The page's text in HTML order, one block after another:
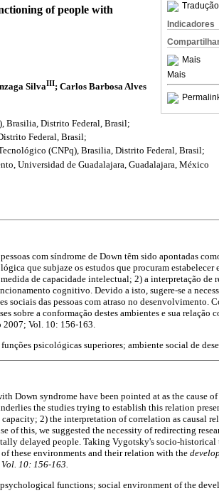
Indicadores
Mais
Mais
of people with
SilvaIII; Carlos Barbosa Alves
Brasilia, Distrito Federal, Brasil;
Federal, Brasil;
(CNPq), Brasilia, Distrito Federal, Brasil;
Universidad de Guadalajara, Guadalajara, México
com síndrome de Down têm sido apontadas
que subjaze os estudos que procuram estabelecer
de capacidade intelectual; 2) a interpretação de
cognitivo. Devido a isto, sugere-se a
sociais das pessoas com atraso no desenvolvimento.
sobre a conformação destes ambientes e sua relação
Vol. 10: 156-163.
psicológicas superiores; ambiente social de
Down syndrome have been pointed at as the cause
the studies trying to establish this relation
2) the interpretation of correlation as causal
this, we suggested the necessity of redirecting
delayed people. Taking Vygotsky's socio-historical
these environments and their relation with the
10: 156-163.
functions; social environment of the